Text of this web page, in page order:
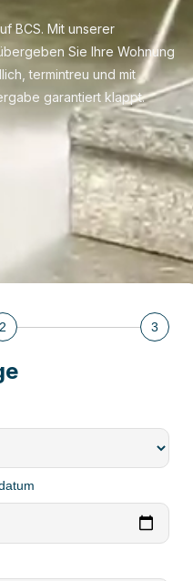
BCS. Mit unserer
Sie Ihre Wohnung
termintreu und mit
garantiert klappt.
2 3